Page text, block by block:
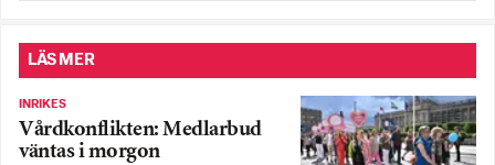
LÄS MER
INRIKES
Vårdkonflikten: Medlarbud
väntas i morgon